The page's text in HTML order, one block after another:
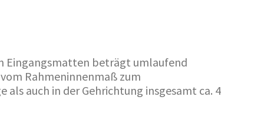
Eingangsmatten beträgt umlaufend
Rahmeninnenmaß zum
auch in der Gehrichtung insgesamt ca. 4